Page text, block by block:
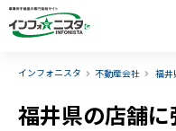
インフォニスタ 不動産会社 福井
福井県の店舗